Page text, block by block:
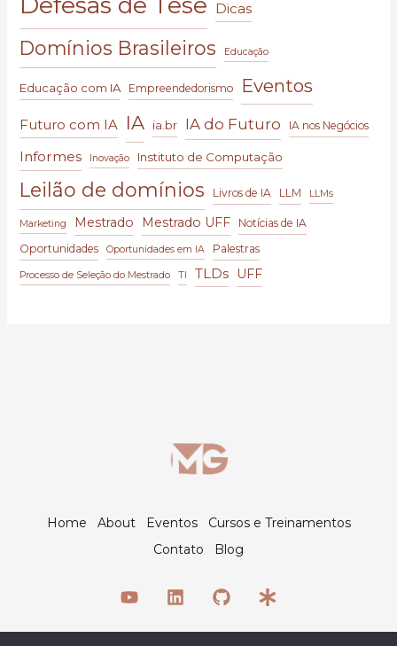
Dicas
Domínios Brasileiros Educação
Educação com IA Empreendedorismo Eventos
Futuro com IA IA ia.br IA do Futuro IA nos Negócios
Informes Inovação Instituto de Computação
Leilão de domínios Livros de IA LLM LLMs
Marketing Mestrado Mestrado UFF
Notícias de IA
Oportunidades
Oportunidades em IA Palestras
Processo de Seleção do Mestrado TI TLDs UFF
Home About Eventos
Cursos e Treinamentos
Contato
Blog